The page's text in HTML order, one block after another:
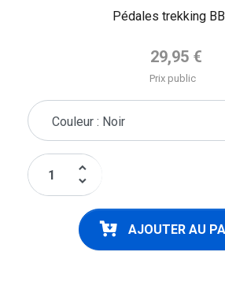
Pédales trekking
Prix de
29,95 €
Prix public
keyboard_arrow_up
keyboard_arrow_down
AJOUTER AU